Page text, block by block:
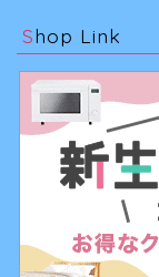
Shop Link